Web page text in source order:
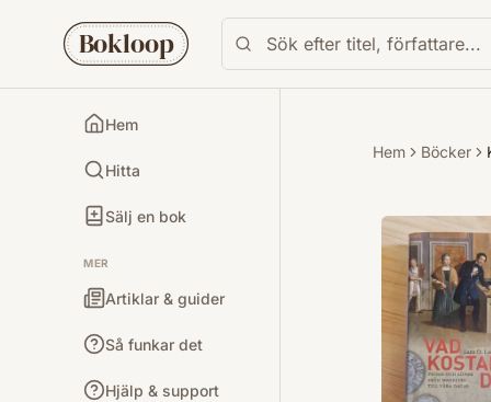
Bokloop
Hem
Hitta
Sälj en bok
MER
Artiklar & guider
Så funkar det
Hjälp & support
Hem Böcker